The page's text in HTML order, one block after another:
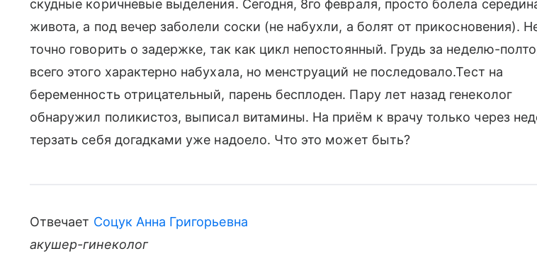
скудные коричневые выделения. Сегодня, 8го февраля, просто болела
живота, а под вечер заболели соски (не набухли, а болят от прикосновения).
точно говорить о задержке, так как цикл непостоянный. Грудь за неделю-
всего этого характерно набухала, но менструаций не последовало.Тест на
беременность отрицательный, парень бесплоден. Пару лет назад генеколог
обнаружил поликистоз, выписал витамины. На приём к врачу только через
терзать себя догадками уже надоело. Что это может быть?
Отвечает Соцук Анна Григорьевна
акушер-гинеколог